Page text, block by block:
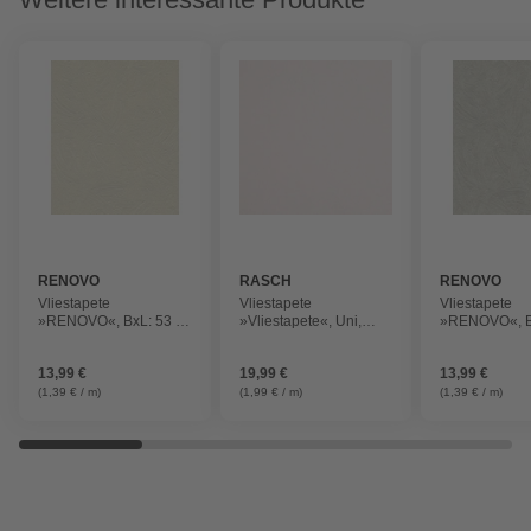
RENOVO
Vliestapete
»RENOVO«, BxL: 53 x
13,99 €
(1,39 € / m)
RASCH
Vliestapete
»Vliestapete«, Uni,
19,99 €
(1,99 € / m)
RENOVO
Vliestapete
»RENOVO«,
13,99 €
(1,39 € / m)